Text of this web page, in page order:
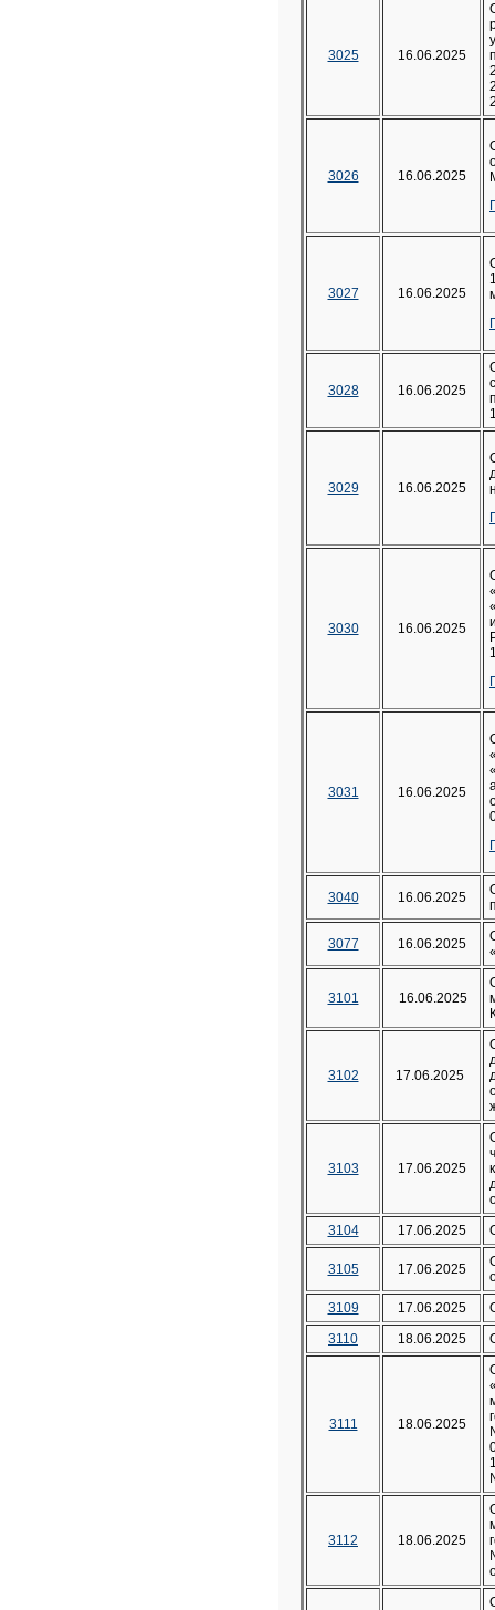
3025 16.06.2025
3026 16.06.2025
3027 16.06.2025
3028 16.06.2025
3029 16.06.2025
3030 16.06.2025
3031 16.06.2025
3040 16.06.2025
3077 16.06.2025
3101 16.06.2025
3102 17.06.2025
3103 17.06.2025
3104
17.06.2025
3105 17.06.2025
3109
17.06.2025
3110
18.06.2025
3111 18.06.2025
3112 18.06.2025